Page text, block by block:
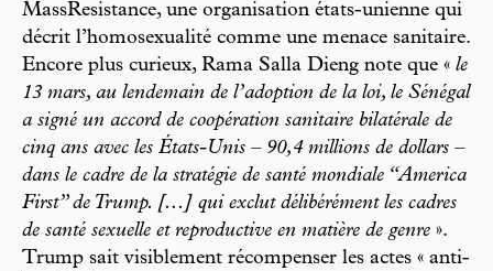
MassResistance, une organisation états-unienne qui
décrit l’homosexualité comme une menace sanitaire.
Encore plus curieux, Rama Salla Dieng note que « le
13 mars, au lendemain de l’adoption de la loi, le Sénégal
a signé un accord de coopération sanitaire bilatérale de
cinq ans avec les États-Unis – 90,4 millions de dollars –
dans le cadre de la stratégie de santé mondiale “America
First” de Trump. [...] qui exclut délibérément les cadres
de santé sexuelle et reproductive en matière de genre ».
Trump sait visiblement récompenser les actes « anti-